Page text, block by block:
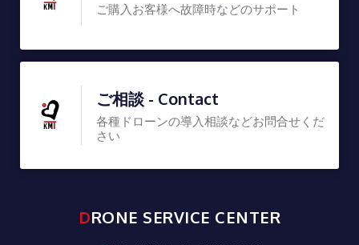
ご購入お客様へ故障時などのサポート
ご相談 - Contact
各種ドローンの導入相談などお問合せくだ
さい
DRONE SERVICE CENTER